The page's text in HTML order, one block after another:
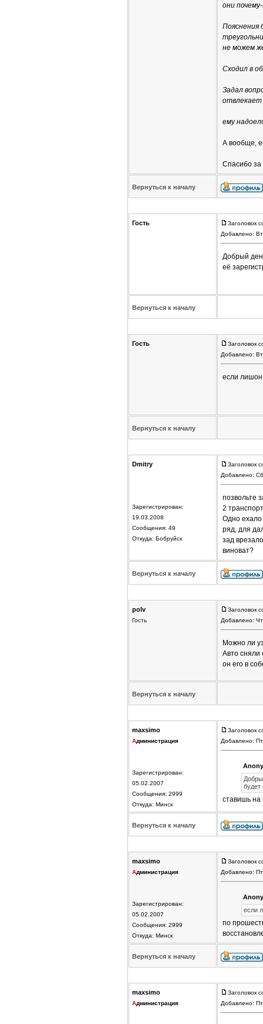
они
Пояснения
не можем
Сходил в
Задал
отвлекает
ему
А вообще,
Спасибо за
Вернуться к началу
Гость
Заголовок
Добавлено:
Добрый
её
Вернуться к началу
Гость
Заголовок
Добавлено:
если лишон
Вернуться к началу
Dmitry
Зарегистрирован:
19.03.2008
Сообщения: 49
Откуда: Бобруйск
Заголовок
Добавлено:
позвольте
2
Одно ехало
ряд, для
зад
виноват?
Вернуться к началу
polv
Гость
Заголовок
Добавлено:
Можно ли
Авто сняли
он его в
Вернуться к началу
maxsimo
Администрация
Зарегистрирован:
05.02.2007
Сообщения: 2999
Откуда: Минск
Заголовок
Добавлено:
будет
ставишь на
Вернуться к началу
maxsimo
Администрация
Зарегистрирован:
05.02.2007
Сообщения: 2999
Откуда: Минск
Заголовок
Добавлено:
если
по
Вернуться к началу
maxsimo
Администрация
Заголовок
Добавлено: